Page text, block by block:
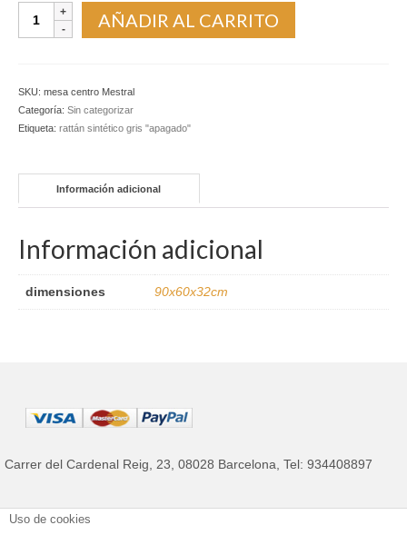
exterior
AÑADIR AL CARRITO
SKU: mesa centro Mestral
Categoría: Sin categorizar
Etiqueta: rattán sintético gris "apagado"
Información adicional
Información adicional
dimensiones 90x60x32cm
Carrer del Cardenal Reig, 23, 08028 Barcelona, Tel: 934408897
Mantenimiento de los muebles de jardín
Uso de cookies